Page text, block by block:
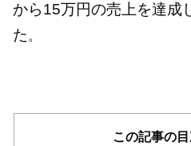
から15万円の売上を達成
た 。
この記事の